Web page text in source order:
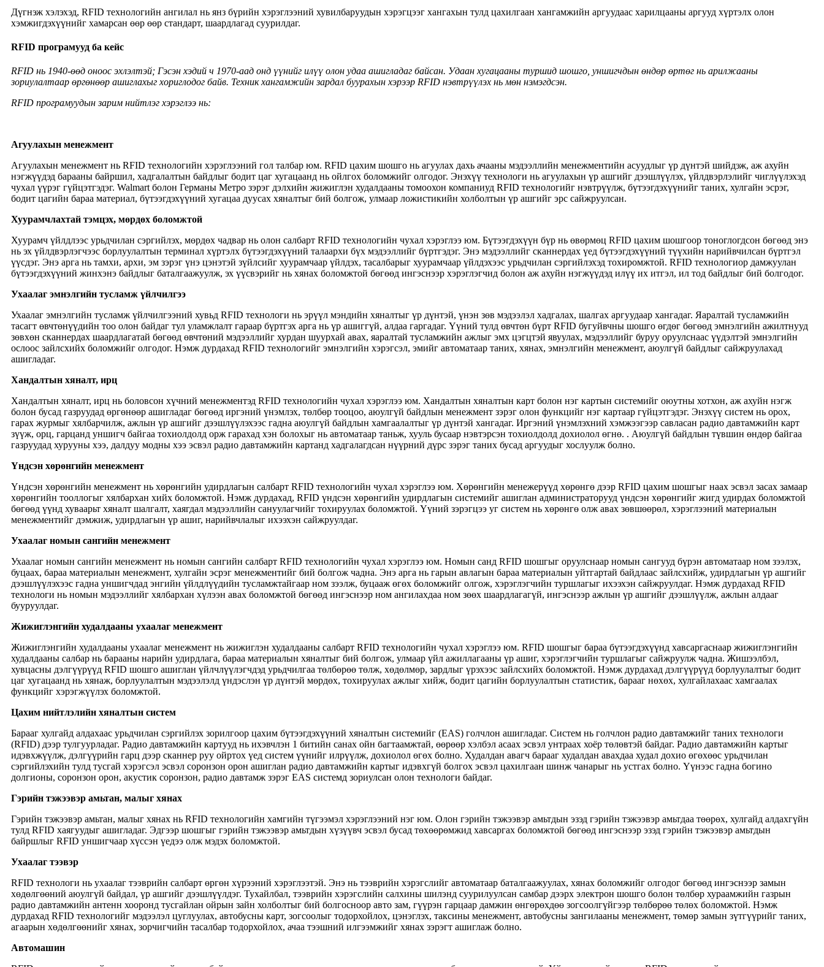
Дүгнэж хэлэхэд, RFID технологийн ангилал нь янз бүрийн хэрэглээний хувилбаруудын хэрэгцээг хангахын тулд цахилгаан хангамжийн аргуудаас харилцааны аргууд хүртэлх олон
хэмжигдэхүүнийг хамарсан өөр өөр стандарт, шаардлагад суурилдаг.
RFID програмууд ба кейс
RFID нь 1940-өөд оноос эхлэлтэй; Гэсэн хэдий ч 1970-аад онд үүнийг илүү олон удаа ашигладаг байсан. Удаан хугацааны туршид шошго, уншигчдын өндөр өртөг нь арилжааны
зориулалтаар өргөнөөр ашиглахыг хориглодог байв. Техник хангамжийн зардал буурахын хэрээр RFID нэвтрүүлэх нь мөн нэмэгдсэн.
RFID програмуудын зарим нийтлэг хэрэглээ нь:
Агуулахын менежмент
Агуулахын менежмент нь RFID технологийн хэрэглээний гол талбар юм. RFID цахим шошго нь агуулах дахь ачааны мэдээллийн менежментийн асуудлыг үр дүнтэй шийдэж, аж ахуйн
нэгжүүдэд барааны байршил, хадгалалтын байдлыг бодит цаг хугацаанд нь ойлгох боломжийг олгодог. Энэхүү технологи нь агуулахын үр ашгийг дээшлүүлэх, үйлдвэрлэлийг чиглүүлэхэд
чухал үүрэг гүйцэтгэдэг. Walmart болон Германы Метро зэрэг дэлхийн жижиглэн худалдааны томоохон компаниуд RFID технологийг нэвтрүүлж, бүтээгдэхүүнийг таних, хулгайн эсрэг,
бодит цагийн бараа материал, бүтээгдэхүүний хугацаа дуусах хяналтыг бий болгож, улмаар ложистикийн холболтын үр ашгийг эрс сайжруулсан.
Хуурамчлахтай тэмцэх, мөрдөх боломжтой
Хуурамч үйлдлээс урьдчилан сэргийлэх, мөрдөх чадвар нь олон салбарт RFID технологийн чухал хэрэглээ юм. Бүтээгдэхүүн бүр нь өвөрмөц RFID цахим шошгоор тоноглогдсон бөгөөд энэ
нь эх үйлдвэрлэгчээс борлуулалтын терминал хүртэлх бүтээгдэхүүний талаархи бүх мэдээллийг бүртгэдэг. Энэ мэдээллийг сканнердах үед бүтээгдэхүүний түүхийн нарийвчилсан бүртгэл
үүсдэг. Энэ арга нь тамхи, архи, эм зэрэг үнэ цэнэтэй зүйлсийг хуурамчаар үйлдэх, тасалбарыг хуурамчаар үйлдэхээс урьдчилан сэргийлэхэд тохиромжтой. RFID технологиор дамжуулан
бүтээгдэхүүний жинхэнэ байдлыг баталгаажуулж, эх үүсвэрийг нь хянах боломжтой бөгөөд ингэснээр хэрэглэгчид болон аж ахуйн нэгжүүдэд илүү их итгэл, ил тод байдлыг бий болгодог.
Ухаалаг эмнэлгийн тусламж үйлчилгээ
Ухаалаг эмнэлгийн тусламж үйлчилгээний хувьд RFID технологи нь эрүүл мэндийн хяналтыг үр дүнтэй, үнэн зөв мэдээлэл хадгалах, шалгах аргуудаар хангадаг. Яаралтай тусламжийн
тасагт өвчтөнүүдийн тоо олон байдаг тул уламжлалт гараар бүртгэх арга нь үр ашиггүй, алдаа гаргадаг. Үүний тулд өвчтөн бүрт RFID бугуйвчны шошго өгдөг бөгөөд эмнэлгийн ажилтнууд
зөвхөн сканнердах шаардлагатай бөгөөд өвчтөний мэдээллийг хурдан шуурхай авах, яаралтай тусламжийн ажлыг эмх цэгцтэй явуулах, мэдээллийг буруу оруулснаас үүдэлтэй эмнэлгийн
ослоос зайлсхийх боломжийг олгодог. Нэмж дурдахад RFID технологийг эмнэлгийн хэрэгсэл, эмийг автоматаар таних, хянах, эмнэлгийн менежмент, аюулгүй байдлыг сайжруулахад
ашигладаг.
Хандалтын хяналт, ирц
Хандалтын хяналт, ирц нь боловсон хүчний менежментэд RFID технологийн чухал хэрэглээ юм. Хандалтын хяналтын карт болон нэг картын системийг оюутны хотхон, аж ахуйн нэгж
болон бусад газруудад өргөнөөр ашигладаг бөгөөд иргэний үнэмлэх, төлбөр тооцоо, аюулгүй байдлын менежмент зэрэг олон функцийг нэг картаар гүйцэтгэдэг. Энэхүү систем нь орох,
гарах журмыг хялбарчилж, ажлын үр ашгийг дээшлүүлэхээс гадна аюулгүй байдлын хамгаалалтыг үр дүнтэй хангадаг. Иргэний үнэмлэхний хэмжээгээр савласан радио давтамжийн карт
зүүж, орц, гарцанд уншигч байгаа тохиолдолд орж гарахад хэн болохыг нь автоматаар таньж, хууль бусаар нэвтэрсэн тохиолдолд дохиолол өгнө. . Аюулгүй байдлын түвшин өндөр байгаа
газруудад хурууны хээ, далдуу модны хээ эсвэл радио давтамжийн картанд хадгалагдсан нүүрний дүрс зэрэг таних бусад аргуудыг хослуулж болно.
Үндсэн хөрөнгийн менежмент
Үндсэн хөрөнгийн менежмент нь хөрөнгийн удирдлагын салбарт RFID технологийн чухал хэрэглээ юм. Хөрөнгийн менежерүүд хөрөнгө дээр RFID цахим шошгыг наах эсвэл засах замаар
хөрөнгийн тооллогыг хялбархан хийх боломжтой. Нэмж дурдахад, RFID үндсэн хөрөнгийн удирдлагын системийг ашиглан администраторууд үндсэн хөрөнгийг жигд удирдах боломжтой
бөгөөд үүнд хуваарьт хяналт шалгалт, хаягдал мэдээллийн сануулагчийг тохируулах боломжтой. Үүний зэрэгцээ уг систем нь хөрөнгө олж авах зөвшөөрөл, хэрэглээний материалын
менежментийг дэмжиж, удирдлагын үр ашиг, нарийвчлалыг ихээхэн сайжруулдаг.
Ухаалаг номын сангийн менежмент
Ухаалаг номын сангийн менежмент нь номын сангийн салбарт RFID технологийн чухал хэрэглээ юм. Номын санд RFID шошгыг оруулснаар номын сангууд бүрэн автоматаар ном зээлэх,
буцаах, бараа материалын менежмент, хулгайн эсрэг менежментийг бий болгож чадна. Энэ арга нь гарын авлагын бараа материалын уйтгартай байдлаас зайлсхийж, удирдлагын үр ашгийг
дээшлүүлэхээс гадна уншигчдад энгийн үйлдлүүдийн тусламжтайгаар ном зээлж, буцааж өгөх боломжийг олгож, хэрэглэгчийн туршлагыг ихээхэн сайжруулдаг. Нэмж дурдахад RFID
технологи нь номын мэдээллийг хялбархан хүлээн авах боломжтой бөгөөд ингэснээр ном ангилахдаа ном зөөх шаардлагагүй, ингэснээр ажлын үр ашгийг дээшлүүлж, ажлын алдааг
бууруулдаг.
Жижиглэнгийн худалдааны ухаалаг менежмент
Жижиглэнгийн худалдааны ухаалаг менежмент нь жижиглэн худалдааны салбарт RFID технологийн чухал хэрэглээ юм. RFID шошгыг бараа бүтээгдэхүүнд хавсаргаснаар жижиглэнгийн
худалдааны салбар нь барааны нарийн удирдлага, бараа материалын хяналтыг бий болгож, улмаар үйл ажиллагааны үр ашиг, хэрэглэгчийн туршлагыг сайжруулж чадна. Жишээлбэл,
хувцасны дэлгүүрүүд RFID шошго ашиглан үйлчлүүлэгчдэд урьдчилгаа төлбөрөө төлж, хөдөлмөр, зардлыг үрэхээс зайлсхийх боломжтой. Нэмж дурдахад дэлгүүрүүд борлуулалтыг бодит
цаг хугацаанд нь хянаж, борлуулалтын мэдээлэлд үндэслэн үр дүнтэй мөрдөх, тохируулах ажлыг хийж, бодит цагийн борлуулалтын статистик, барааг нөхөх, хулгайлахаас хамгаалах
функцийг хэрэгжүүлэх боломжтой.
Цахим нийтлэлийн хяналтын систем
Барааг хулгайд алдахаас урьдчилан сэргийлэх зорилгоор цахим бүтээгдэхүүний хяналтын системийг (EAS) голчлон ашигладаг. Систем нь голчлон радио давтамжийг таних технологи
(RFID) дээр тулгуурладаг. Радио давтамжийн картууд нь ихэвчлэн 1 битийн санах ойн багтаамжтай, өөрөөр хэлбэл асаах эсвэл унтраах хоёр төлөвтэй байдаг. Радио давтамжийн картыг
идэвхжүүлж, дэлгүүрийн гарц дээр сканнер руу ойртох үед систем үүнийг илрүүлж, дохиолол өгөх болно. Худалдан авагч барааг худалдан авахдаа худал дохио өгөхөөс урьдчилан
сэргийлэхийн тулд тусгай хэрэгсэл эсвэл соронзон орон ашиглан радио давтамжийн картыг идэвхгүй болгох эсвэл цахилгаан шинж чанарыг нь устгах болно. Үүнээс гадна богино
долгионы, соронзон орон, акустик соронзон, радио давтамж зэрэг EAS системд зориулсан олон технологи байдаг.
Гэрийн тэжээвэр амьтан, малыг хянах
Гэрийн тэжээвэр амьтан, малыг хянах нь RFID технологийн хамгийн түгээмэл хэрэглээний нэг юм. Олон гэрийн тэжээвэр амьтдын эзэд гэрийн тэжээвэр амьтдаа төөрөх, хулгайд алдахгүйн
тулд RFID хаягуудыг ашигладаг. Эдгээр шошгыг гэрийн тэжээвэр амьтдын хүзүүвч эсвэл бусад төхөөрөмжид хавсаргах боломжтой бөгөөд ингэснээр эзэд гэрийн тэжээвэр амьтдын
байршлыг RFID уншигчаар хүссэн үедээ олж мэдэх боломжтой.
Ухаалаг тээвэр
RFID технологи нь ухаалаг тээврийн салбарт өргөн хүрээний хэрэглээтэй. Энэ нь тээврийн хэрэгслийг автоматаар баталгаажуулах, хянах боломжийг олгодог бөгөөд ингэснээр замын
хөдөлгөөний аюулгүй байдал, үр ашгийг дээшлүүлдэг. Тухайлбал, тээврийн хэрэгслийн салхины шилэнд суурилуулсан самбар дээрх электрон шошго болон төлбөр хураамжийн газрын
радио давтамжийн антенн хооронд тусгайлан ойрын зайн холболтыг бий болгосноор авто зам, гүүрэн гарцаар дамжин өнгөрөхдөө зогсоолгүйгээр төлбөрөө төлөх боломжтой. Нэмж
дурдахад RFID технологийг мэдээлэл цуглуулах, автобусны карт, зогсоолыг тодорхойлох, цэнэглэх, таксины менежмент, автобусны зангилааны менежмент, төмөр замын зүтгүүрийг таних,
агаарын хөдөлгөөнийг хянах, зорчигчийн тасалбар тодорхойлох, ачаа тээшний илгээмжийг хянах зэрэгт ашиглаж болно.
Автомашин